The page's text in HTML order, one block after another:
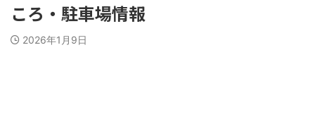
ころ・駐車場情報
2026年1月9日